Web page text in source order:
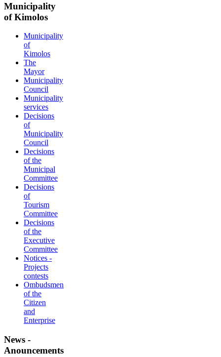
Municipality
of Kimolos
Municipality
of
Kimolos
The
Mayor
Municipality
Council
Municipality
services
Decisions
of
Municipality
Council
Decisions
of the
Municipal
Committee
Decisions
of
Tourism
Committee
Decisions
of the
Executive
Committee
Notices -
Projects
contests
Ombudsmen
of the
Citizen
and
Enterprise
News -
Anouncements